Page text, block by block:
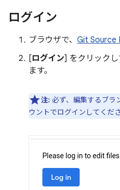
ログイン
ブラウザで、 Git Source
[ログイン] をクリック
ます。
注: 必ず、編集するブラ
ウントでログインしてくださ